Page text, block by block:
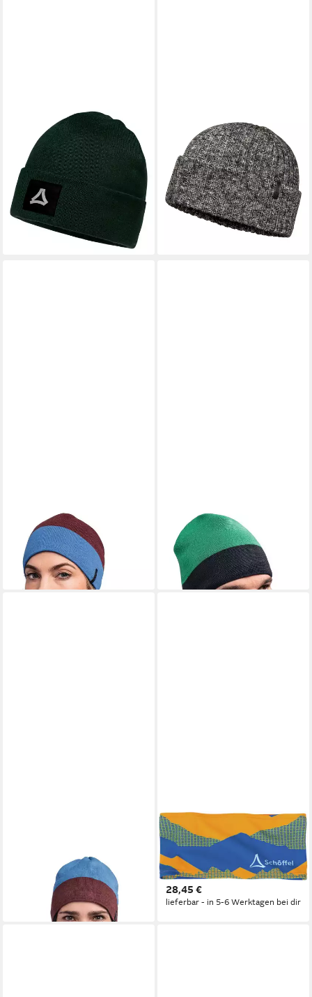
Strickmütze Hat Style Lodos
All mit aufgenähtem
Markenlogo
39,95 €
lieferbar - in 3-4 Werktagen bei dir
Strickmütze Hat Style Beccio
All mit aufgenähter Logo-
Fahne
27,99 € UVP39,95 €
-30%
lieferbar - in 3-4 Werktagen bei dir
- weinrot/blau
21,97 € UVP39,95 €
-45%
lieferbar - in 3-4 Werktagen bei dir
- grün
27,95 €
UVP 39,95 €
-30%
lieferbar - in 3-4 Werktagen bei dir
- blau/weinrot
UVP 39,95 €
lieferbar - in 3-4 Werktagen bei dir
SCHÖFFEL
Strickmütze Headband
Cristanas BLAZING
MARIGOLD
28,45 €
lieferbar - in 5-6 Werktagen bei dir